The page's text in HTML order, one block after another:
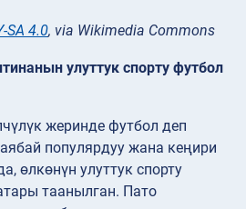
SA 4.0, via Wikimedia Commons
улуттук спорту футбол
жеринде футбол деп
популярдуу жана кеңири
өлкөнүн улуттук спорту
таанылган. Пато